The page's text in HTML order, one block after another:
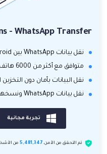
- WhatsApp Transfer
نقل بيانات WhatsApp بين Android و iPhone بنقرات قليلة.
متوافق مع أكثر من 6000 هاتف محمول.
نقل البيانات بأمان دون
نقل بيانات WhatsApp ونسخها احتياطيًا بين الهاتف والكمبيوتر.
تجربة مجانية
تم التحقق من الأمن.5,481,347 من